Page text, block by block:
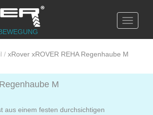
Toggle
/ xRover xROVER REHA Regenhaube M
M
aus einem festen durchsichtigen